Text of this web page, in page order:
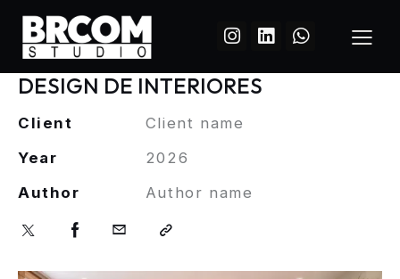
DESIGN DE INTERIORES
Client
Client name
Year
2026
Author
Author name